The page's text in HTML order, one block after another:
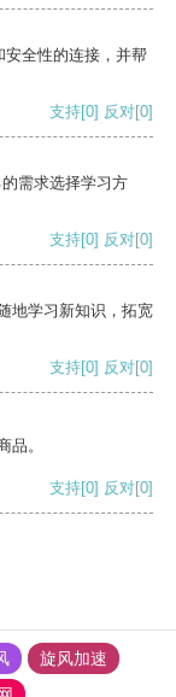
全性的连接，并帮
支持[0] 反对[0]
需求选择学习方
支持[0] 反对[0]
地学习新知识，拓宽
支持[0] 反对[0]
品。
支持[0] 反对[0]
旋风加速